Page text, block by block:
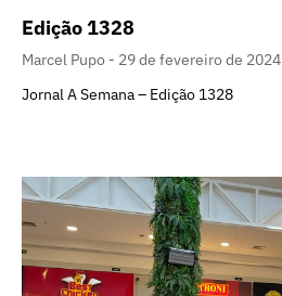
Edição 1328
Marcel Pupo
29 de fevereiro de 2024
Jornal A Semana – Edição 1328